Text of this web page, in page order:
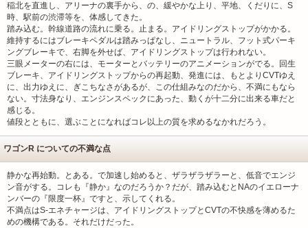
稲北を直進し、アリーナの裏手から、の、緩やかな上り、平地、くだりに、S
時、駅前の渋滞等を、体感してきた。
踏み込む。幹線道路の流れに乗る。止まる。アイドリングストップがかかる。
維持するにはブレーキペダルは踏みっぱなし、ニュートラル、フット式パーキ
ングブレーキで、右脚を外せば、アイドリングストップは行われない。
三眼メーターの右には、モーターとバッテリーのアニメーションがでる。回生
ブレーキ、アイドリングストップからの再起動、発進には、もとよりCVTゆえ
に、出力ゆえに、ぎこちなさがあるが、この仕組みなのだから、不満にもなら
ない。寸法身なり、エンジンスペックにあった、動くが十二分に出来る車だと
感じる。
値段とともに、選ぶことになればコレ以上の質を求めるなかれだろう。
ワゴンR についての不満な点
静かな再始動。とある。で加速し始めると、ザラザラザラーと、低音でエンジ
ン音がする。コレも『静か』なのだろうか？だが、踏み込むとNAのイエローナ
ンバーの『限度一杯』ですと、示してくれる。
不満点はS-エネチャージは、アイドリングストップとCVTの不快感を薄めるた
めの機構である。それだけだった。